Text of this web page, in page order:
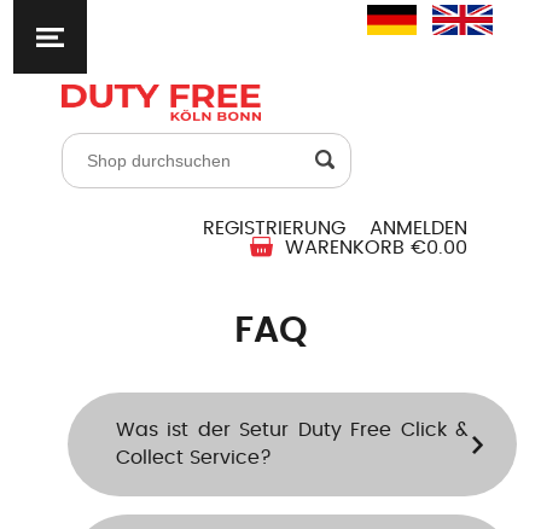
REGISTRIERUNG
ANMELDEN
WARENKORB €0.00
FAQ
Was ist der Setur Duty Free Click &
Collect Service?